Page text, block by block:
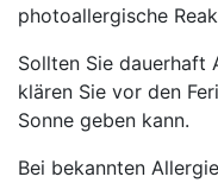
photoallergische
Sollten Sie dauerhaft
klären Sie vor den
Sonne geben kann.
Bei bekannten